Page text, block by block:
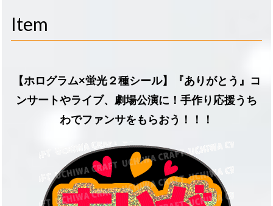
Item
【ホログラム×蛍光２種シール】『ありがとう』コ
ンサートやライブ、劇場公演に！手作り応援うち
わでファンサをもらおう！！！